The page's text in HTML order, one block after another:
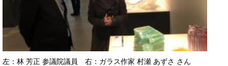
左：林 芳正 参議院議員 右：ガラス作家 村瀬 あずさ さん ​